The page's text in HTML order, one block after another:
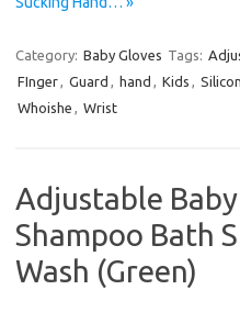
Category: Baby Gloves Tags:
FInger, Guard , hand , Kids ,
Whoishe , Wrist
Adjustable
Shampoo Bath
Wash (Green)